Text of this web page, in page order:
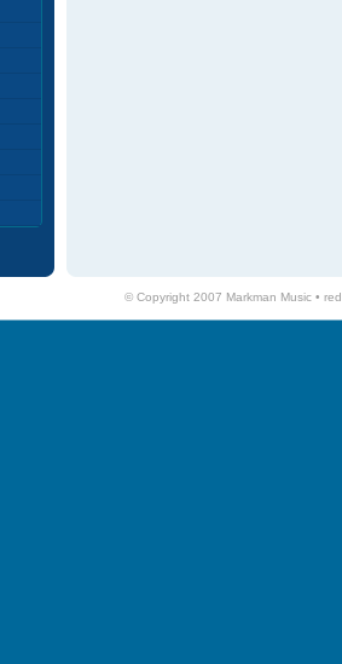
© Copyright 2007 Markman Music •